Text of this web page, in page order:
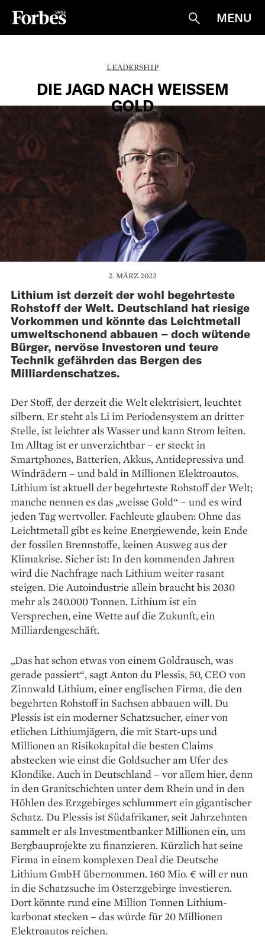
Suche
MENU
LEADERSHIP
DIE JAGD NACH WEISSEM
GOLD
2. MÄRZ 2022
Lithium ist derzeit der wohl begehrteste
Rohstoff der Welt. Deutschland hat riesige
Vorkommen und könnte das Leichtmetall
umweltschonend abbauen – doch wütende
Bürger, nervöse Investoren und teure
Technik gefährden das Bergen des
Milliardenschatzes.
Der Stoff, der derzeit die Welt elektrisiert, leuch­tet
silbern. Er steht als Li im Periodensystem an dritter
Stelle, ist leichter als Wasser und kann Strom leiten.
Im Alltag ist er unverzichtbar – er steckt in
Smartphones, Batterien, Akkus, Anti­depressiva und
Windrädern – und bald in Mil­lionen Elektroautos.
Lithium ist aktuell der be­gehrteste Rohstoff der Welt;
manche nennen es das „weisse Gold“ – und es wird
jeden Tag wert­voller. Fachleute glauben: Ohne das
Leichtmetall gibt es keine Energiewende, kein Ende
der fossilen Brennstoffe, keinen Ausweg aus der
Klimakrise. ­Sicher ist: In den kommenden Jahren
wird die Nachfrage nach Lithium weiter rasant
steigen. Die Autoindustrie allein braucht bis 2030
mehr als 240.000 Tonnen. Lithium ist ein
Versprechen, eine Wette auf die Zukunft, ein
Milliardengeschäft.
„Das hat schon etwas von einem Goldrausch, was
gerade passiert“, sagt Anton du Plessis, 50, CEO von
Zinnwald Lithium, einer englischen Firma, die den
begehrten Rohstoff in Sachsen abbauen will. Du
Plessis ist ein moderner Schatzsucher, einer von
etlichen Lithiumjägern, die mit Start-ups und
Millionen an Risikokapital die besten Claims
abstecken wie einst die Goldsucher am Ufer des
Klondike. Auch in Deutschland – vor allem hier, denn
in den Granitschichten unter dem Rhein und in den
Höhlen des Erzgebirges schlummert ein gigantischer
Schatz. Du Plessis ist Südafrikaner, seit Jahrzehnten
sammelt er als Investmentbanker Millionen ein, um
Bergbau­projekte zu finanzieren. Kürzlich hat seine
Firma in einem komplexen Deal die Deutsche
Lithium GmbH übernommen. 160 Mio. € will er nun
in die Schatzsuche im Osterzgebirge investieren.
Dort könnte rund eine Million Tonnen Lithium­
karbonat stecken – das würde für 20 Millionen
Elektroautos reichen.